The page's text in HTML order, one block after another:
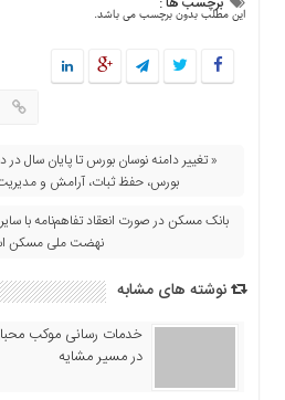
این مطلب بدون برچسب می باشد.
« تغییر دامنه نوسان بورس تا پایان سال
بورس، حفظ ثبات، آرامش و
بانک مسکن در صورت انعقاد تفاهم‌نامه با
نهضت ملی مسکن
نوشته های مشابه
در مسیر مشایه